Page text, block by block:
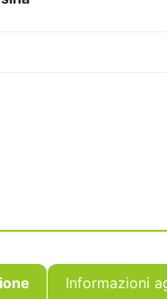
Informazioni